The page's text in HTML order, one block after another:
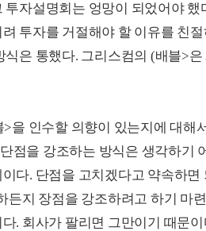
자설명회는 엉망이 되었어야 했
투자를 거절해야 할 이유를 친
은 통했다. 그리스컴의 (배블>
을 인수할 의향이 있는지에 대해
점을 강조하는 방식은 생각하기
다. 단점을 고치겠다고 약속하면
든지 장점을 강조하려고 하기 마
. 회사가 팔리면 그만이기 때문